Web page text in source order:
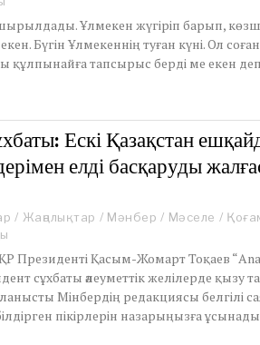
Ұлмекен жүгіріп барып,
Бүгін Ұлмекеннің туған күні. Ол
құлпынайға тапсырыс берді ме екен
Ескі Қазақстан
елді басқаруды
/ Жаңалықтар / Мәнбер / Мәселе /
Қасым-Жомарт Тоқаев “Ana
сұхбаты әлеуметтік желілерде қызу
Мінбердің редакциясы белгілі
пікірлерін назарыңызға